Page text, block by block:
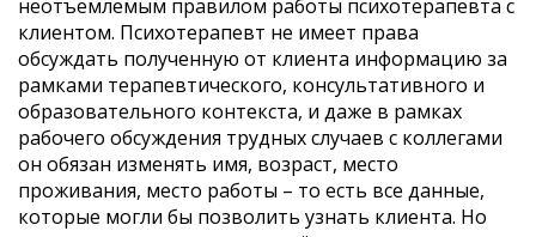
неотъемлемым правилом работы психотерапевта с
клиентом. Психотерапевт не имеет права
обсуждать полученную от клиента информацию за
рамками терапевтического, консультативного и
образовательного контекста, и даже в рамках
рабочего обсуждения трудных случаев с коллегами
он обязан изменять имя, возраст, место
проживания, место работы – то есть все данные,
которые могли бы позволить узнать клиента. Но